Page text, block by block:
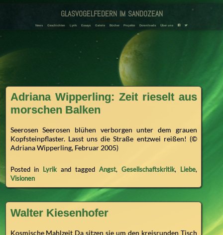
glasvogelfedern im sandozean
Amanda und Adriana Landmann
News Geschichten Lyrik Essays Galerie Bücher Projekte Downloads Über uns F T
Adriana Wipperling: Zeit rieselt aus
morschen Balken
Seerosen Seerosen blühen verborgen unter dem grauen
Kopfsteinpflaster. Lasst uns die Straße entzwei reißen! (©
Adriana Wipperling, Februar 2005)
Posted in Lyrikand taggedAngst,Gesellschaftskritik, Liebe,
Visionen
Walter Kiesenhofer
Kosmische Mahlzeit Da sitzen sie um den kreisrunden Tisch